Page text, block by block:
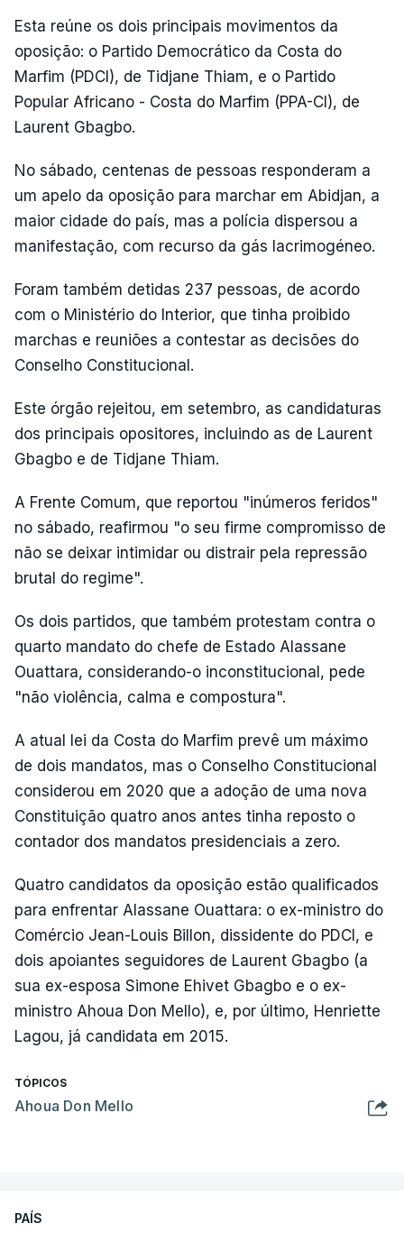
Esta reúne os dois principais movimentos da
oposição: o Partido Democrático da Costa do
Marfim (PDCI), de Tidjane Thiam, e o Partido
Popular Africano - Costa do Marfim (PPA-CI), de
Laurent Gbagbo.
No sábado, centenas de pessoas responderam a
um apelo da oposição para marchar em Abidjan, a
maior cidade do país, mas a polícia dispersou a
manifestação, com recurso da gás lacrimogéneo.
Foram também detidas 237 pessoas, de acordo
com o Ministério do Interior, que tinha proibido
marchas e reuniões a contestar as decisões do
Conselho Constitucional.
Este órgão rejeitou, em setembro, as candidaturas
dos principais opositores, incluindo as de Laurent
Gbagbo e de Tidjane Thiam.
A Frente Comum, que reportou "inúmeros feridos"
no sábado, reafirmou "o seu firme compromisso de
não se deixar intimidar ou distrair pela repressão
brutal do regime".
Os dois partidos, que também protestam contra o
quarto mandato do chefe de Estado Alassane
Ouattara, considerando-o inconstitucional, pede
"não violência, calma e compostura".
A atual lei da Costa do Marfim prevê um máximo
de dois mandatos, mas o Conselho Constitucional
considerou em 2020 que a adoção de uma nova
Constituição quatro anos antes tinha reposto o
contador dos mandatos presidenciais a zero.
Quatro candidatos da oposição estão qualificados
para enfrentar Alassane Ouattara: o ex-ministro do
Comércio Jean-Louis Billon, dissidente do PDCI, e
dois apoiantes seguidores de Laurent Gbagbo (a
sua ex-esposa Simone Ehivet Gbagbo e o ex-
ministro Ahoua Don Mello), e, por último, Henriette
Lagou, já candidata em 2015.
TÓPICOS
Ahoua Don Mello
PAÍS